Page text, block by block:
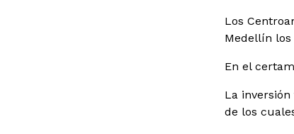
Los
Medellín los
En el
La
de los